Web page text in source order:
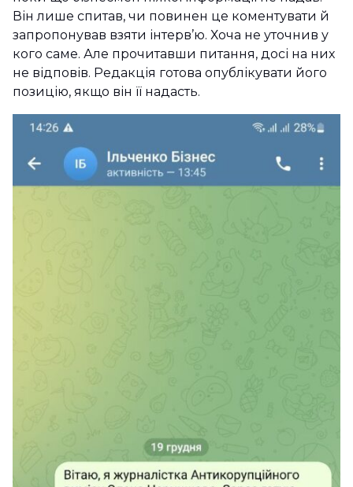
Він лише спитав, чи повинен це коментувати й
запропонував взяти інтерв’ю. Хоча не уточнив у
кого саме. Але прочитавши питання, досі на них
не відповів. Редакція готова опублікувати його
позицію, якщо він її надасть.